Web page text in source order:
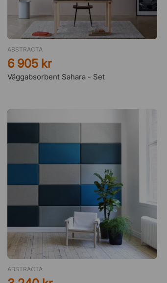
ABSTRACTA
Väggabsorbent Sahara - Set
6 905 kr
ABSTRACTA